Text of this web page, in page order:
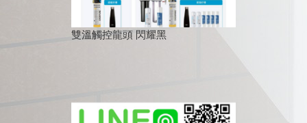
雙溫觸控龍頭 閃耀黑